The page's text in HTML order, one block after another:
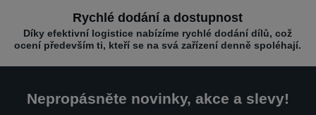
Rychlé dodání a dostupnost
Díky efektivní logistice nabízíme rychlé dodání dílů, což
ocení především ti, kteří se na svá zařízení denně spoléhají.
Nepropásněte novinky, akce a slevy!